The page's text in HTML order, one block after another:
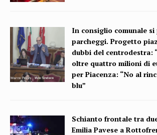
In consiglio comunale si
parcheggi. Progetto
dubbi del centrodestra:
oltre quattro milioni di
per Piacenza: “No al
blu”
Schianto frontale tra
Emilia Pavese a